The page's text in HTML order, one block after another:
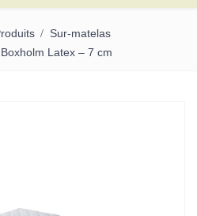
Sur-matelas
Latex – 7 cm